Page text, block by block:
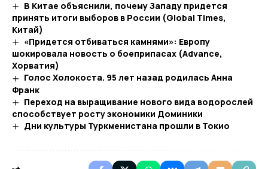
В Китае объяснили, почему Западу придется
принять итоги выборов в России (Global Times,
Китай)
«Придется отбиваться камнями»: Европу
шокировала новость о боеприпасах (Advance,
Хорватия)
Голос Холокоста. 95 лет назад родилась Анна
Франк
Переход на выращивание нового вида водорослей
способствует росту экономики Доминики
Дни культуры Туркменистана прошли в Токио